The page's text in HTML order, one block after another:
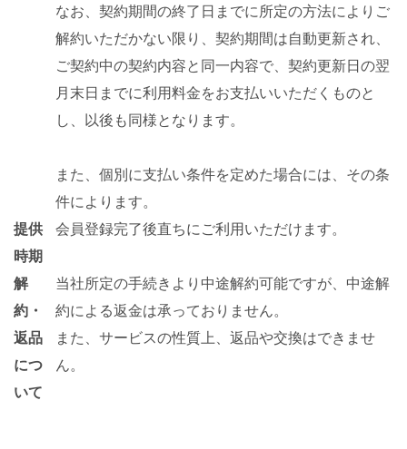
なお、契約期間の終了日までに所定の方法によりご
解約いただかない限り、契約期間は自動更新され、
ご契約中の契約内容と同一内容で、契約更新日の翌
月末日までに利用料金をお支払いいただくものと
し、以後も同様となります。
また、個別に支払い条件を定めた場合には、その条
件によります。
提供
時期
会員登録完了後直ちにご利用いただけます。
解
約・
返品
につ
いて
当社所定の手続きより中途解約可能ですが、中途解
約による返金は承っておりません。
また、サービスの性質上、返品や交換はできませ
ん。